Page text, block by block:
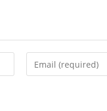
Enter
your